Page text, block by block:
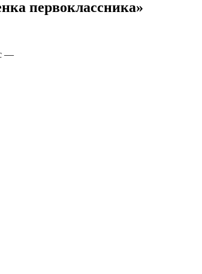
первоклассника»
—